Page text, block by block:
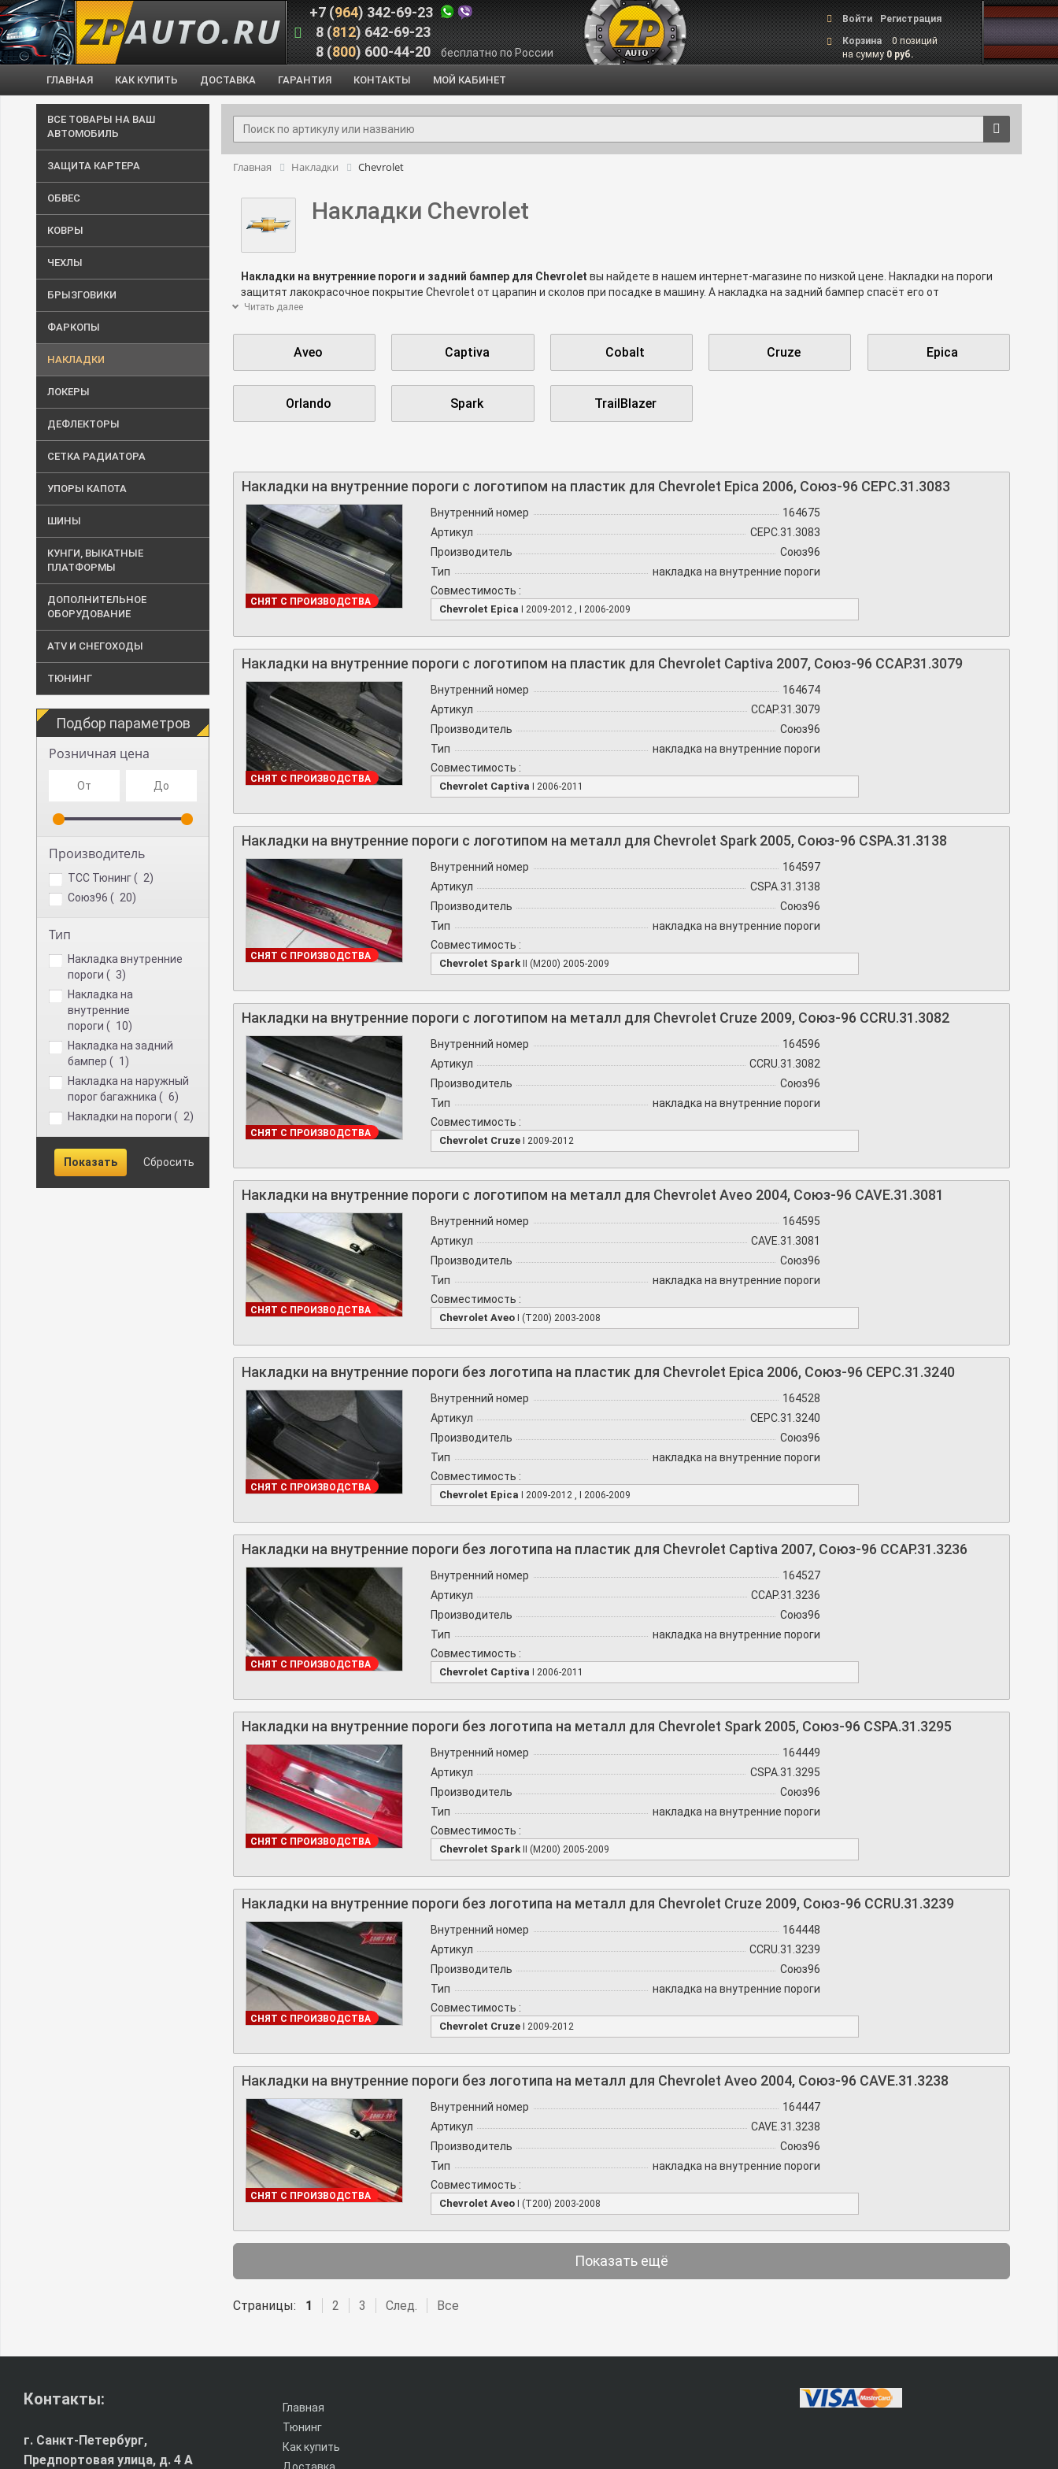
+7 (964) 342-69-23
8 (812) 642-69-23
8 (800) 600-44-20 бесплатно по России
Войти
Регистрация
Корзина
0 позиций
на сумму0 руб.
ГЛАВНАЯ КАК КУПИТЬ ДОСТАВКА ГАРАНТИЯ КОНТАКТЫ МОЙ КАБИНЕТ
ВСЕ ТОВАРЫ НА ВАШ
АВТОМОБИЛЬ
ЗАЩИТА КАРТЕРА
ОБВЕС
КОВРЫ
ЧЕХЛЫ
БРЫЗГОВИКИ
ФАРКОПЫ
НАКЛАДКИ
ЛОКЕРЫ
ДЕФЛЕКТОРЫ
СЕТКА РАДИАТОРА
УПОРЫ КАПОТА
ШИНЫ
КУНГИ, ВЫКАТНЫЕ
ПЛАТФОРМЫ
ДОПОЛНИТЕЛЬНОЕ
ОБОРУДОВАНИЕ
ATV И СНЕГОХОДЫ
ТЮНИНГ
Главная Накладки Chevrolet
Подбор параметров
Розничная цена
Производитель
TCC Тюнинг ( 2)
Союз96 ( 20)
Тип
накладка внутренние
пороги ( 3)
накладка на
внутренние
пороги ( 10)
Накладка на задний
бампер ( 1 )
накладка на наружный
порог багажника ( 6)
Накладки на пороги ( 2)
Накладки Chevrolet
Накладки на внутренние пороги и задний бампер для Chevrolet вы найдете в нашем интернет-магазине по низкой цене. Накладки на пороги
защитят лакокрасочное покрытие Chevrolet от царапин и сколов при посадке в машину. А накладка на задний бампер спасёт его от
повреждений при погрузке и выгрузке крупногабаритных или тяжелых вещей.
8(964) 342-69-23 8(800) 600-44-20
Читать далее
Aveo Captiva Cobalt Cruze Epica
Orlando Spark TrailBlazer
Накладки на внутренние пороги с логотипом на пластик для Chevrolet Epica 2006, Союз-96 CEPC.31.3083
В НАЛИЧИИ
СНЯТ С ПРОИЗВОДСТВА
Внутренний номер
164675
Артикул
CEPC.31.3083
Производитель
Союз96
Тип
накладка на внутренние пороги
Совместимость :
Chevrolet Epica I 2009-2012 , I 2006-2009
Накладки на внутренние пороги с логотипом на пластик для Chevrolet Captiva 2007, Союз-96 CCAP.31.3079
В НАЛИЧИИ
СНЯТ С ПРОИЗВОДСТВА
Внутренний номер
164674
Артикул
CCAP.31.3079
Производитель
Союз96
Тип
накладка на внутренние пороги
Совместимость :
Chevrolet Captiva I 2006-2011
Накладки на внутренние пороги с логотипом на металл для Chevrolet Spark 2005, Союз-96 CSPA.31.3138
В НАЛИЧИИ
СНЯТ С ПРОИЗВОДСТВА
Внутренний номер
164597
Артикул
CSPA.31.3138
Производитель
Союз96
Тип
накладка на внутренние пороги
Совместимость :
Chevrolet Spark II (M200) 2005-2009
Накладки на внутренние пороги с логотипом на металл для Chevrolet Cruze 2009, Союз-96 CCRU.31.3082
В НАЛИЧИИ
СНЯТ С ПРОИЗВОДСТВА
Внутренний номер
164596
Артикул
CCRU.31.3082
Производитель
Союз96
Тип
накладка на внутренние пороги
Совместимость :
Chevrolet Cruze I 2009-2012
Накладки на внутренние пороги с логотипом на металл для Chevrolet Aveo 2004, Союз-96 CAVE.31.3081
В НАЛИЧИИ
СНЯТ С ПРОИЗВОДСТВА
Внутренний номер
164595
Артикул
CAVE.31.3081
Производитель
Союз96
Тип
накладка на внутренние пороги
Совместимость :
Chevrolet Aveo I (T200) 2003-2008
Накладки на внутренние пороги без логотипа на пластик для Chevrolet Epica 2006, Союз-96 CEPC.31.3240
В НАЛИЧИИ
СНЯТ С ПРОИЗВОДСТВА
Внутренний номер
164528
Артикул
CEPC.31.3240
Производитель
Союз96
Тип
накладка на внутренние пороги
Совместимость :
Chevrolet Epica I 2009-2012 , I 2006-2009
Накладки на внутренние пороги без логотипа на пластик для Chevrolet Captiva 2007, Союз-96 CCAP.31.3236
В НАЛИЧИИ
СНЯТ С ПРОИЗВОДСТВА
Внутренний номер
164527
Артикул
CCAP.31.3236
Производитель
Союз96
Тип
накладка на внутренние пороги
Совместимость :
Chevrolet Captiva I 2006-2011
Накладки на внутренние пороги без логотипа на металл для Chevrolet Spark 2005, Союз-96 CSPA.31.3295
В НАЛИЧИИ
СНЯТ С ПРОИЗВОДСТВА
Внутренний номер
164449
Артикул
CSPA.31.3295
Производитель
Союз96
Тип
накладка на внутренние пороги
Совместимость :
Chevrolet Spark II (M200) 2005-2009
Накладки на внутренние пороги без логотипа на металл для Chevrolet Cruze 2009, Союз-96 CCRU.31.3239
В НАЛИЧИИ
СНЯТ С ПРОИЗВОДСТВА
Внутренний номер
164448
Артикул
CCRU.31.3239
Производитель
Союз96
Тип
накладка на внутренние пороги
Совместимость :
Chevrolet Cruze I 2009-2012
Накладки на внутренние пороги без логотипа на металл для Chevrolet Aveo 2004, Союз-96 CAVE.31.3238
В НАЛИЧИИ
СНЯТ С ПРОИЗВОДСТВА
Внутренний номер
164447
Артикул
CAVE.31.3238
Производитель
Союз96
Тип
накладка на внутренние пороги
Совместимость :
Chevrolet Aveo I (T200) 2003-2008
Показать ещё
Страницы: 1 2 3 След. Все
Главная
Тюнинг
Как купить
Контакты:
г. Санкт-Петербург,
Предпортовая улица, д. 4 A